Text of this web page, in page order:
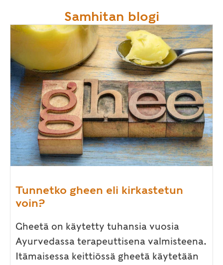
Samhitan blogi
Tunnetko gheen eli kirkastetun
voin?
Gheetä on käytetty tuhansia vuosia
Ayurvedassa terapeuttisena valmisteena.
Itämaisessa keittiössä gheetä käytetään